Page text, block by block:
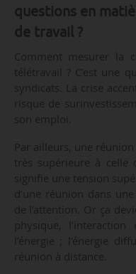
questions en
de travail ?
Comment mesurer la
télétravail ? C’est une
syndicats. La crise
risque de
son emploi.
Par ailleurs, une
très supérieure à celle
signifie une tension
d’une réunion dans
de l’attention. Or ça
physique,
l’énergie ; l’énergie
réunion à distance.